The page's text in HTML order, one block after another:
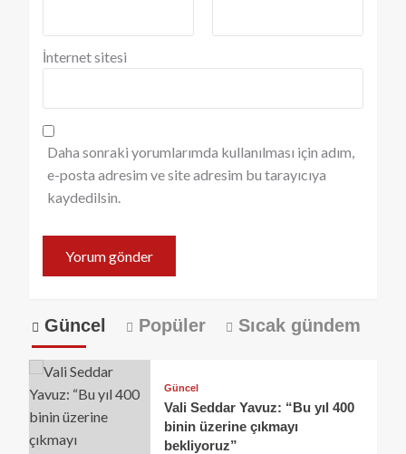
İnternet sitesi
Daha sonraki yorumlarımda kullanılması için adım,
e-posta adresim ve site adresim bu tarayıcıya
kaydedilsin.
Güncel Popüler Sıcak gündem
Güncel
Vali Seddar Yavuz: “Bu yıl 400
binin üzerine çıkmayı
bekliyoruz”